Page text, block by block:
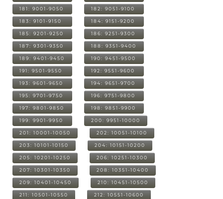
181: 9001-9050 182: 9051-9100
183: 9101-9150 184: 9151-9200
185: 9201-9250 186: 9251-9300
187: 9301-9350 188: 9351-9400
189: 9401-9450 190: 9451-9500
191: 9501-9550 192: 9551-9600
193: 9601-9650 194: 9651-9700
195: 9701-9750 196: 9751-9800
197: 9801-9850 198: 9851-9900
199: 9901-9950 200: 9951-10000
201: 10001-10050 202: 10051-10100
203: 10101-10150 204: 10151-10200
205: 10201-10250 206: 10251-10300
207: 10301-10350 208: 10351-10400
209: 10401-10450 210: 10451-10500
211: 10501-10550 212: 10551-10600